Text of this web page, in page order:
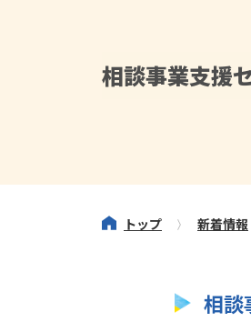
相談事業支援
トップ 新着情報
相談